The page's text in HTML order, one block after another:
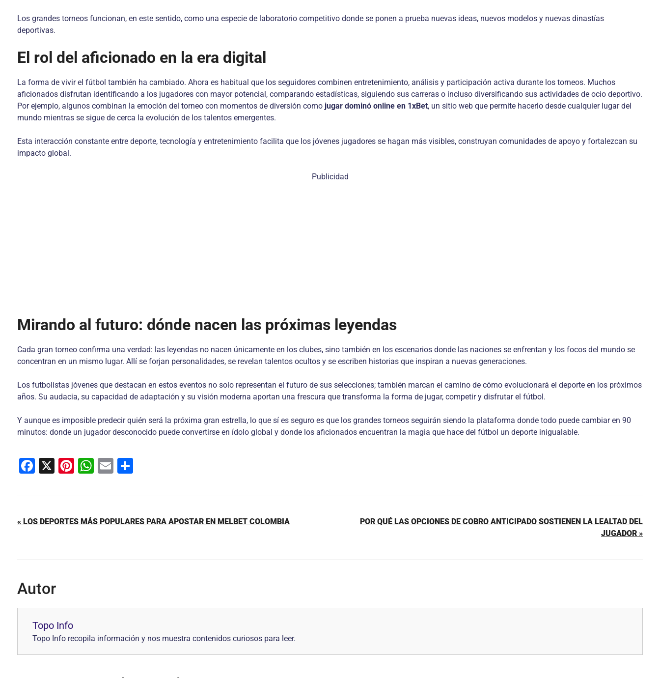
Los grandes torneos funcionan, en este sentido, como una especie de laboratorio competitivo donde se ponen a prueba nuevas ideas, nuevos modelos y nuevas dinastías
deportivas.
El rol del aficionado en la era digital
La forma de vivir el fútbol también ha cambiado. Ahora es habitual que los seguidores combinen entretenimiento, análisis y participación activa durante los torneos. Muchos
aficionados disfrutan identificando a los jugadores con mayor potencial, comparando estadísticas, siguiendo sus carreras o incluso diversificando sus actividades de ocio deportivo.
Por ejemplo, algunos combinan la emoción del torneo con momentos de diversión como jugar dominó online en 1xBet, un sitio web que permite hacerlo desde cualquier lugar del
mundo mientras se sigue de cerca la evolución de los talentos emergentes.
Esta interacción constante entre deporte, tecnología y entretenimiento facilita que los jóvenes jugadores se hagan más visibles, construyan comunidades de apoyo y fortalezcan su
impacto global.
Publicidad
Mirando al futuro: dónde nacen las próximas leyendas
Cada gran torneo confirma una verdad: las leyendas no nacen únicamente en los clubes, sino también en los escenarios donde las naciones se enfrentan y los focos del mundo se
concentran en un mismo lugar. Allí se forjan personalidades, se revelan talentos ocultos y se escriben historias que inspiran a nuevas generaciones.
Los futbolistas jóvenes que destacan en estos eventos no solo representan el futuro de sus selecciones; también marcan el camino de cómo evolucionará el deporte en los próximos
años. Su audacia, su capacidad de adaptación y su visión moderna aportan una frescura que transforma la forma de jugar, competir y disfrutar el fútbol.
Y aunque es imposible predecir quién será la próxima gran estrella, lo que sí es seguro es que los grandes torneos seguirán siendo la plataforma donde todo puede cambiar en 90
minutos: donde un jugador desconocido puede convertirse en ídolo global y donde los aficionados encuentran la magia que hace del fútbol un deporte inigualable.
F
b
X
Pi
st
W
A
E
ar
« LOS DEPORTES MÁS POPULARES PARA APOSTAR EN MELBET COLOMBIA
POR QUÉ LAS OPCIONES DE COBRO ANTICIPADO SOSTIENEN LA LEALTAD DEL
JUGADOR »
Autor
Topo Info
Topo Info recopila información y nos muestra contenidos curiosos para leer.